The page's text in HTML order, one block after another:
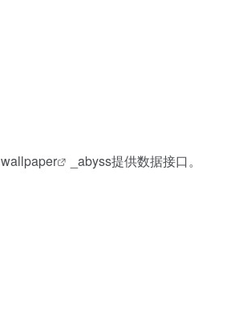
wallpaper _abyss提供数据接口。